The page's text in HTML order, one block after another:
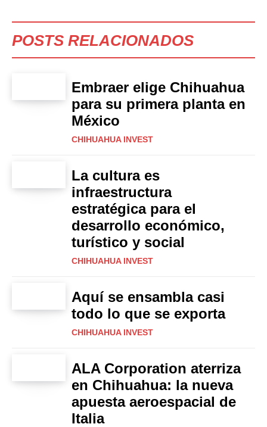
POSTS RELACIONADOS
Embraer elige Chihuahua
para su primera planta en
México
CHIHUAHUA INVEST
La cultura es
infraestructura
estratégica para el
desarrollo económico,
turístico y social
CHIHUAHUA INVEST
Aquí se ensambla casi
todo lo que se exporta
CHIHUAHUA INVEST
ALA Corporation aterriza
en Chihuahua: la nueva
apuesta aeroespacial de
Italia